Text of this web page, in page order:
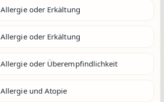
Allergie oder Erkältung
Allergie oder Erkältung
Allergie oder Überempfindlichkeit
Allergie und Atopie